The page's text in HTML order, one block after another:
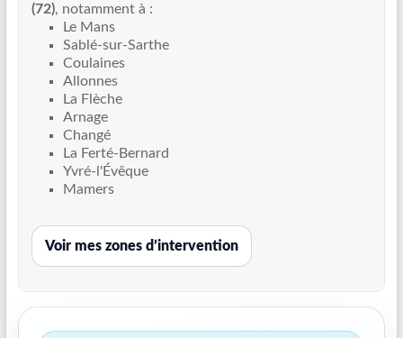
partout
réparation
canalisations
(72), notamment à :
Le Mans
Sablé-sur-Sarthe
Coulaines
Allonnes
La Flèche
Arnage
Changé
La Ferté-Bernard
Yvré-l'Évêque
Mamers
Voir mes zones d’intervention